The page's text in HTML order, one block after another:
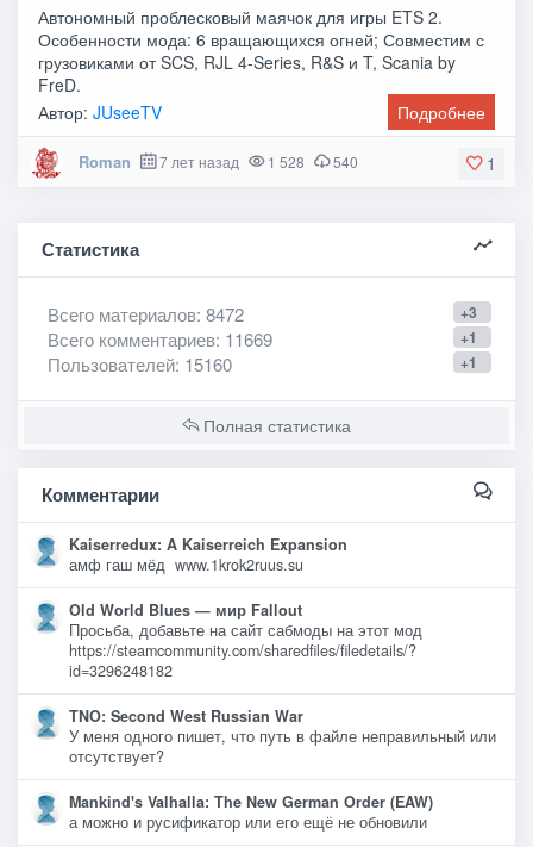
Автономный проблесковый маячок для игры ETS 2.
Особенности мода: 6 вращающихся огней; Совместим с
грузовиками от SCS, RJL 4-Series, R&S и T, Scania by
FreD.
Автор:JUseeTV Подробнее
1
Roman 7 лет назад 1 528 540
Статистика
+3
Всего материалов: 8472
+1
Всего комментариев: 11669
+1
Пользователей: 15160
Полная статистика
Комментарии
Kaiserredux: A Kaiserreich Expansion
амф гаш мёд www.1krok2ruus.su
Old World Blues — мир Fallout
Просьба, добавьте на сайт сабмоды на этот мод
https://steamcommunity.com/sharedfiles/filedetails/?
id=3296248182
TNO: Second West Russian War
У меня одного пишет, что путь в файле неправильный или
отсутствует?
Mankind's Valhalla: The New German Order (EAW)
а можно и русификатор или его ещё не обновили